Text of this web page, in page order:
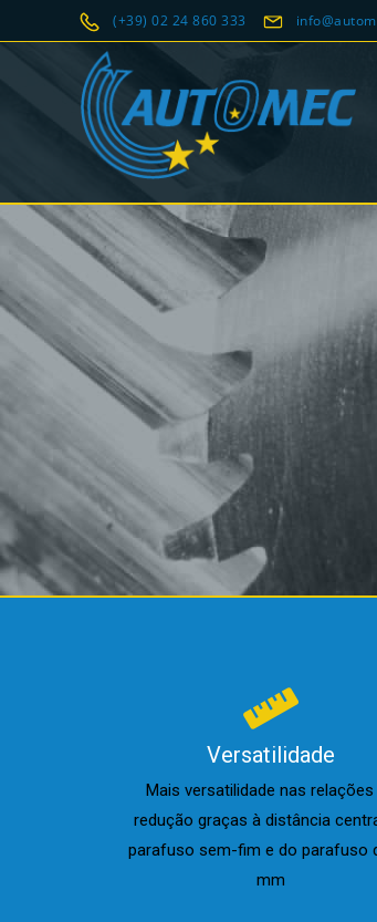
(+39) 02 24 860 333
Versatilidade
Mais versatilidade nas relações
redução graças à distância
parafuso sem-fim e do parafuso
mm